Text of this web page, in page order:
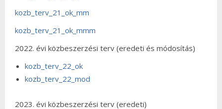
kozb_terv_21_ok_mm
kozb_terv_21_ok_mmm
2022. évi közbeszerzési terv (eredeti és módosítás)
kozb_terv_22_ok
kozb_terv_22_mod
2023. évi közbeszerzési terv (eredeti)